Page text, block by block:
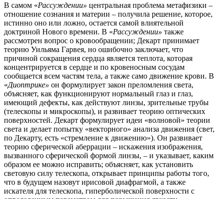
В самом «Рассуждении» центральная проблема метафизики –
отношение сознания и материи – получила решение, которое,
истинно оно или ложно, остается самой влиятельной
доктриной Нового времени. В «Рассуждении» также
рассмотрен вопрос о кровообращении; Декарт принимает
теорию Уильяма Гарвея, но ошибочно заключает, что
причиной сокращения сердца является теплота, которая
концентрируется в сердце и по кровеносным сосудам
сообщается всем частям тела, а также само движение крови. В
«Диоптрике» он формулирует закон преломления света,
объясняет, как функционируют нормальный глаз и глаз,
имеющий дефекты, как действуют линзы, зрительные трубы
(телескопы и микроскопы), и развивает теорию оптических
поверхностей. Декарт формулирует идеи «волновой» теории
света и делает попытку «векторного» анализа движения (свет,
по Декарту, есть «стремление к движению»). Он развивает
теорию сферической аберрации – искажения изображения,
вызванного сферической формой линзы, – и указывает, каким
образом ее можно исправить; объясняет, как установить
световую силу телескопа, открывает принципы работы того,
что в будущем назовут ирисовой диафрагмой, а также
искателя для телескопа, гиперболической поверхности с